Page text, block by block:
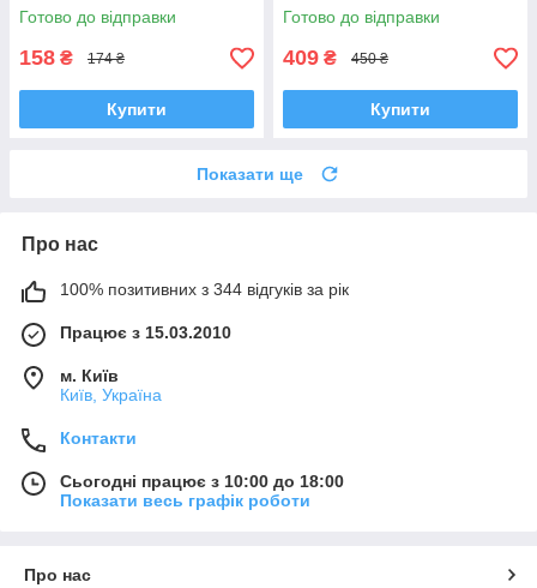
Готово до відправки
158 ₴ 174 ₴
Купити
Готово до відправки
409 ₴ 450 ₴
Купити
Показати ще
Про нас
100% позитивних з 344 відгуків за рік
Працює з 15.03.2010
м. Київ
Київ, Україна
Контакти
Сьогодні працює з 10:00 до 18:00
Показати весь графік роботи
Про нас